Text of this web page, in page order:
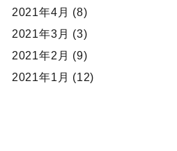
2021年4月 (8)
2021年3月 (3)
2021年2月 (9)
2021年1月 (12)